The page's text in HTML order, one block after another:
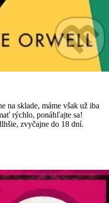
na sklade, máme však už iba
rýchlo, ponáhľajte sa!
zvyčajne do 18 dní.